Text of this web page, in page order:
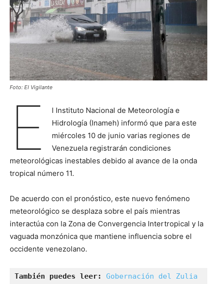
Foto: El Vigilante
E
l Instituto Nacional de Meteorología e
Hidrología (Inameh) informó que para este
miércoles 10 de junio varias regiones de
Venezuela registrarán condiciones
meteorológicas inestables debido al avance de la onda
tropical número 11.
De acuerdo con el pronóstico, este nuevo fenómeno
meteorológico se desplaza sobre el país mientras
interactúa con la Zona de Convergencia Intertropical y la
vaguada monzónica que mantiene influencia sobre el
occidente venezolano.
También puedes leer:
Gobernación del Zulia